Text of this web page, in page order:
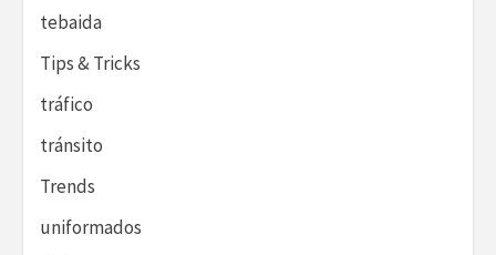
tebaida
Tips & Tricks
tráfico
tránsito
Trends
uniformados